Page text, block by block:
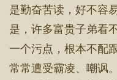
是勤奋苦读，好不容
是，许多富贵子弟看
一个污点，根本不配
常常遭受霸凌、嘲讽